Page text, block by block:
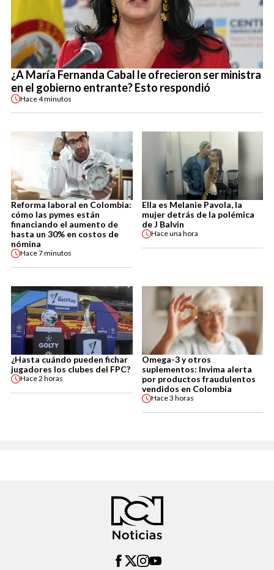
¿A María Fernanda Cabal le ofrecieron ser ministra
en el gobierno entrante? Esto respondió
Hace4 minutos
Reforma laboral en Colombia:
cómo las pymes están
financiando el aumento de
hasta un 30% en costos de
nómina
Hace7 minutos
Ella es Melanie Pavola, la
mujer detrás de la polémica
de J Balvin
Haceuna hora
¿Hasta cuándo pueden fichar
jugadores los clubes del FPC?
Hace2 horas
Omega-3 y otros
suplementos: Invima alerta
por productos fraudulentos
vendidos en Colombia
Hace3 horas